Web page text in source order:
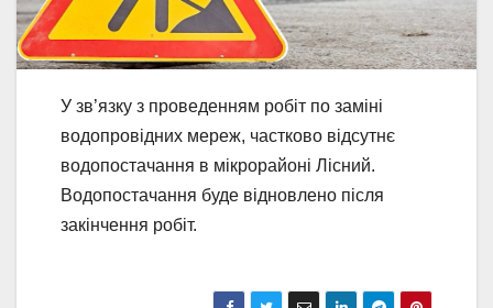
У зв’язку з проведенням робіт по заміні
водопровідних мереж, частково відсутнє
водопостачання в мікрорайоні Лісний.
Водопостачання буде відновлено після
закінчення робіт.